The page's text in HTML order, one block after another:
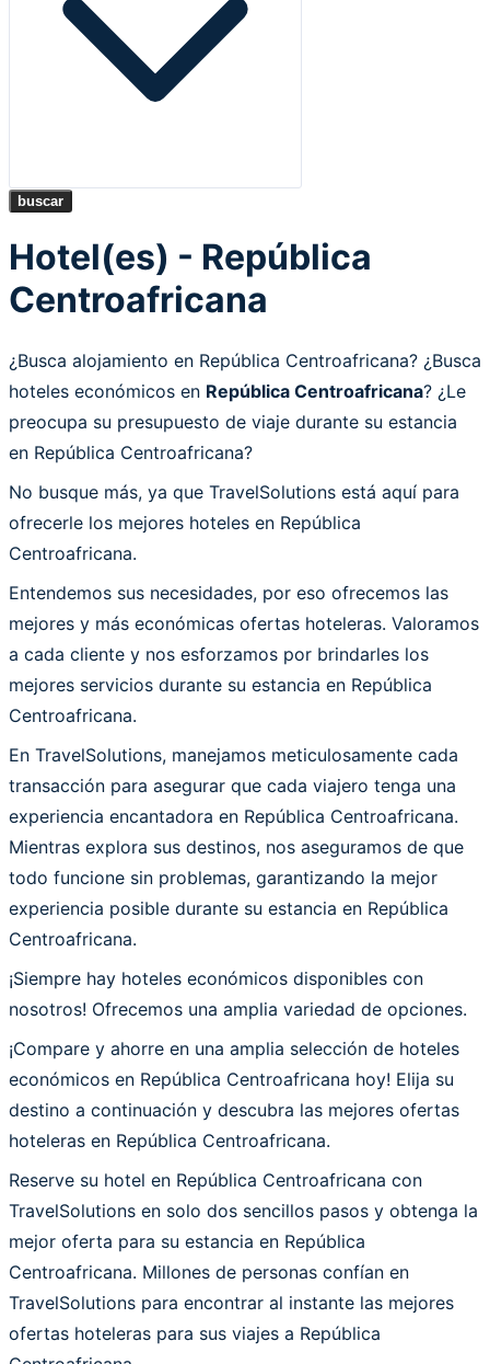
buscar
Hotel(es) - República
Centroafricana
¿Busca alojamiento en República Centroafricana? ¿Busca
hoteles económicos en República Centroafricana? ¿Le
preocupa su presupuesto de viaje durante su estancia
en República Centroafricana?
No busque más, ya que TravelSolutions está aquí para
ofrecerle los mejores hoteles en República
Centroafricana.
Entendemos sus necesidades, por eso ofrecemos las
mejores y más económicas ofertas hoteleras. Valoramos
a cada cliente y nos esforzamos por brindarles los
mejores servicios durante su estancia en República
Centroafricana.
En TravelSolutions, manejamos meticulosamente cada
transacción para asegurar que cada viajero tenga una
experiencia encantadora en República Centroafricana.
Mientras explora sus destinos, nos aseguramos de que
todo funcione sin problemas, garantizando la mejor
experiencia posible durante su estancia en República
Centroafricana.
¡Siempre hay hoteles económicos disponibles con
nosotros! Ofrecemos una amplia variedad de opciones.
¡Compare y ahorre en una amplia selección de hoteles
económicos en República Centroafricana hoy! Elija su
destino a continuación y descubra las mejores ofertas
hoteleras en República Centroafricana.
Reserve su hotel en República Centroafricana con
TravelSolutions en solo dos sencillos pasos y obtenga la
mejor oferta para su estancia en República
Centroafricana. Millones de personas confían en
TravelSolutions para encontrar al instante las mejores
ofertas hoteleras para sus viajes a República